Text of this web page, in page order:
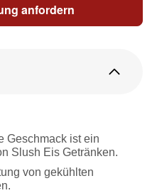
anfordern
Geschmack ist ein
Slush Eis Getränken.
von gekühlten